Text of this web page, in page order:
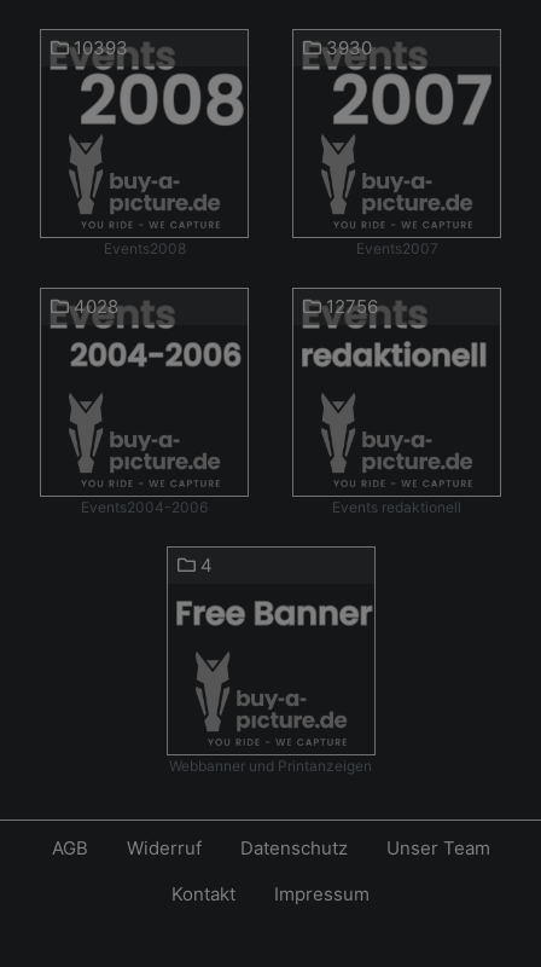
10393
Events2008
3930
Events2007
4028
Events2004-2006
12756
Events redaktionell
4
Webbanner und Printanzeigen
AGB Widerruf Datenschutz
Unser Team
Kontakt
Impressum